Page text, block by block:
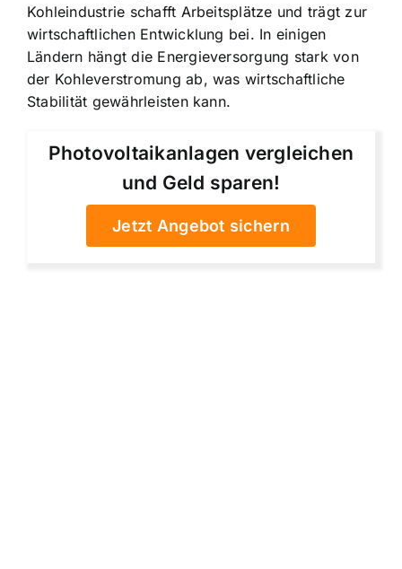
Kohleindustrie schafft Arbeitsplätze und trägt zur
wirtschaftlichen Entwicklung bei. In einigen
Ländern hängt die Energieversorgung stark von
der Kohleverstromung ab, was wirtschaftliche
Stabilität gewährleisten kann.
Photovoltaikanlagen vergleichen
und Geld sparen!
Jetzt Angebot sichern